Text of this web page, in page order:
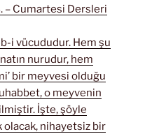
– Cumartesi Dersleri
i vücududur. Hem şu
nurudur, hem
bir meyvesi olduğu
o meyvenin
İşte, şöyle
olacak, nihayetsiz bir